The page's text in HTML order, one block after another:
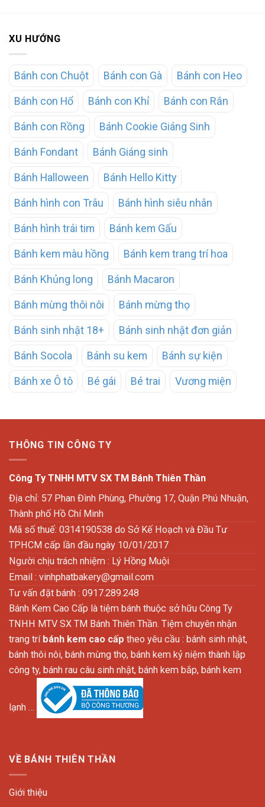
XU HƯỚNG
Bánh con Chuột Bánh con Gà Bánh con Heo
Bánh con Hổ Bánh con Khỉ Bánh con Rắn
Bánh con Rồng Bánh Cookie Giáng Sinh
Bánh Fondant Bánh Giáng sinh
Bánh Halloween Bánh Hello Kitty
Bánh hình con Trâu Bánh hình siêu nhân
Bánh hình trái tim Bánh kem Gấu
Bánh kem màu hồng Bánh kem trang trí hoa
Bánh Khủng long Bánh Macaron
Bánh mừng thôi nôi Bánh mừng thọ
Bánh sinh nhật 18+ Bánh sinh nhật đơn giản
Bánh Socola Bánh su kem Bánh sự kiện
Bánh xe Ô tô Bé gái Bé trai Vương miện
THÔNG TIN CÔNG TY
Công Ty TNHH MTV SX TM Bánh Thiên Thần
Địa chỉ: 57 Phan Đình Phùng, Phường 17, Quận Phú Nhuận,
Thành phố Hồ Chí Minh
Mã số thuế: 0314190538 do Sở Kế Hoạch và Đầu Tư
TPHCM cấp lần đầu ngày 10/01/2017
Người chịu trách nhiệm : Lý Hồng Muội
Email : vinhphatbakery@gmail.com
Tư vấn đặt bánh : 0917.289.248
Bánh Kem Cao Cấp là tiệm bánh thuộc sở hữu Công Ty
TNHH MTV SX TM Bánh Thiên Thần. Tiệm chuyên nhận
trang trí bánh kem cao cấp theo yêu cầu : bánh sinh nhật,
bánh thôi nôi, bánh mừng thọ, bánh kem kỷ niệm thành lập
công ty, bánh rau câu sinh nhật, bánh kem bắp, bánh kem
lạnh …
VỀ BÁNH THIÊN THẦN
Giới thiệu